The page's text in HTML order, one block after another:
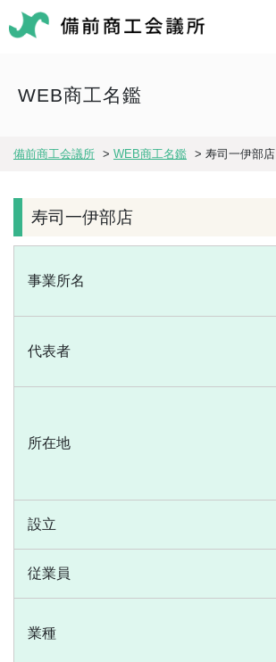
WEB商工名鑑
備前商工会議所 > WEB商工名鑑 > 寿司一伊部店
寿司一伊部店
事業所名
代表者
所在地
設立
従業員
業種